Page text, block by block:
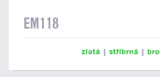
EM118
zlatá | stříbrná |